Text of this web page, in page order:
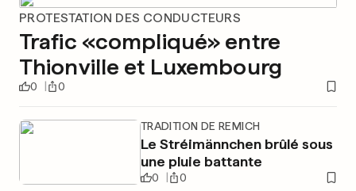
PROTESTATION DES CONDUCTEURS
Trafic «compliqué» entre
Thionville et Luxembourg
0 0
TRADITION DE REMICH
Le Stréimännchen brûlé sous
une pluie battante
0 0